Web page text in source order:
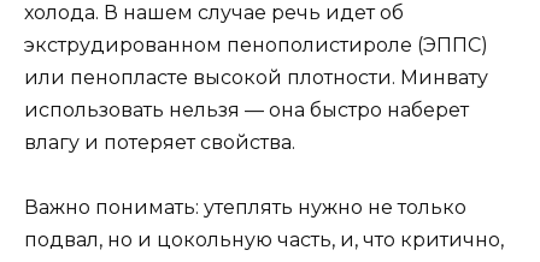
холода. В нашем случае речь идет об
экструдированном пенополистироле (ЭППС)
или пенопласте высокой плотности. Минвату
использовать нельзя — она быстро наберет
влагу и потеряет свойства.
Важно понимать: утеплять нужно не только
подвал, но и цокольную часть, и, что критично,